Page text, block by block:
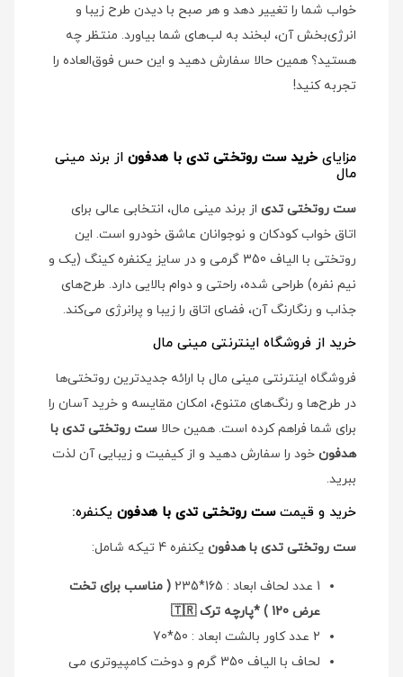
خواب شما را تغییر دهد و هر صبح با دیدن طرح زیبا و
انرژی‌بخش آن، لبخند به لب‌های شما بیاورد. منتظر چه
هستید؟ همین حالا سفارش دهید و این حس فوق‌العاده را
تجربه کنید!
مزایای خرید ست روتختی تدی با هدفون از برند مینی
مال
ست روتختی تدی از برند مینی مال، انتخابی عالی برای
اتاق خواب کودکان و نوجوانان عاشق خودرو است. این
روتختی با الیاف 350 گرمی و در سایز یکنفره کینگ (یک و
نیم نفره) طراحی شده، راحتی و دوام بالایی دارد. طرح‌های
جذاب و رنگارنگ آن، فضای اتاق را زیبا و پرانرژی می‌کند.
خرید از فروشگاه اینترنتی مینی مال
فروشگاه اینترنتی مینی مال با ارائه جدیدترین روتختی‌ها
در طرح‌ها و رنگ‌های متنوع، امکان مقایسه و خرید آسان را
برای شما فراهم کرده است. همین حالا ست روتختی تدی با
هدفون خود را سفارش دهید و از کیفیت و زیبایی آن لذت
ببرید.
خرید و قیمتست روتختی تدی با هدفون یکنفره:
ست روتختی تدی با هدفون یکنفره 4 تیکه شامل:
1 عدد لحاف ابعاد : 165*235
( مناسب برای تخت
عرض 120 ) *پارچه ترک 🇹🇷
2 عدد کاور بالشت ابعاد : 50*70
لحاف با الیاف 350 گرم و دوخت کامپیوتری می